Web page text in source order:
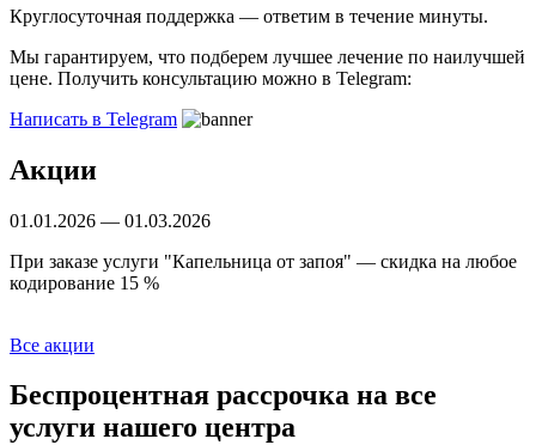
Круглосуточная поддержка — ответим в течение минуты.
Мы гарантируем, что подберем лучшее лечение по наилучшей
цене. Получить консультацию можно в Telegram:
Написать в Telegram
Акции
01.01.2026 — 01.03.2026
При заказе услуги "Капельница от запоя" — скидка на любое
кодирование 15 %
Все акции
Беспроцентная рассрочка на все
услуги нашего центра